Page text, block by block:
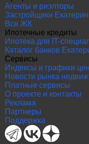
Агенты и риэлторы
Застройщики
Все ЖК
Ипотечные кредиты
Ипотека для IT-
Каталог банков
Сервисы
Индексы и графики цен
Новости рынка
Платные сервисы
О проекте и контакты
Реклама
Партнеры
Поддержка